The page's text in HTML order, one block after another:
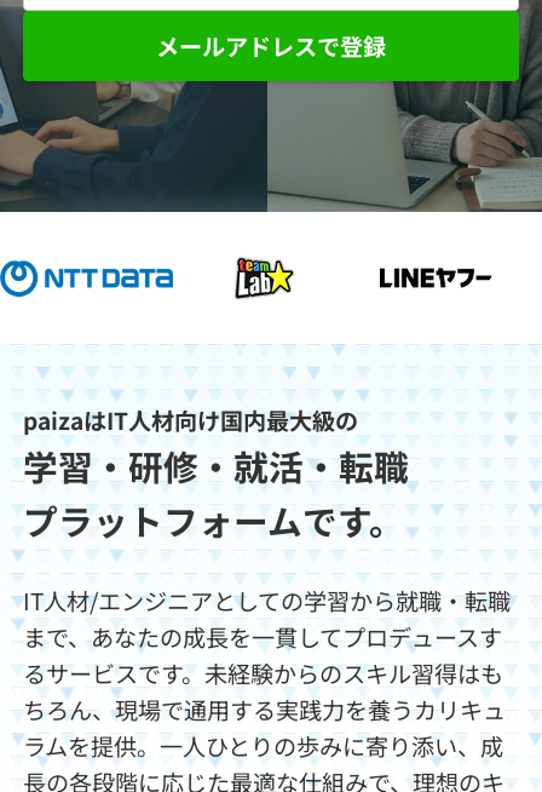
イベント・セミナー
インタビュー
リファレンス
個人向けプラン
学校向けプラン
契約内容・クーポン
再チャレンジ結果一覧
Tech Team Journal
paiza times
note
paizaとは？
メールアドレスで登録
paizaはIT人材向け国内最大級の
学習・研修・就活・転職
プラットフォームです。
IT人材/エンジニアとしての学習から就職・転職
まで、あなたの成長を一貫してプロデュースす
るサービスです。未経験からのスキル習得はも
ちろん、現場で通用する実践力を養うカリキュ
ラムを提供。一人ひとりの歩みに寄り添い、成
長の各段階に応じた最適な仕組みで、理想のキ